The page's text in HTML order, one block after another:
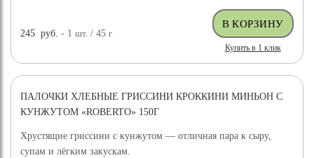
245 руб. - 1шт. / 45г
Купить в 1 клик
ПАЛОЧКИ ХЛЕБНЫЕ ГРИССИНИ КРОККИНИ МИНЬОН С
КУНЖУТОМ «ROBERTO» 150Г
Хрустящие гриссини с кунжутом — отличная пара к сыру,
супам и лёгким закускам.